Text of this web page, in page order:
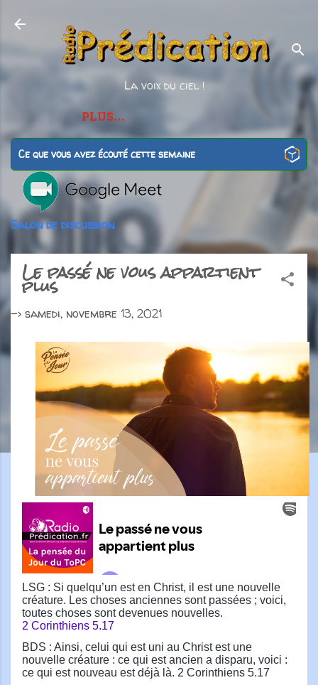
La voix du ciel !
PLUS…
Ce que vous avez écouté cette semaine
Salon de discussion
Le passé ne vous appartient
plus
-> samedi, novembre 13, 2021
LSG : Si quelqu’un est en Christ, il est une nouvelle
créature. Les choses anciennes sont passées ; voici,
toutes choses sont devenues nouvelles.
2 Corinthiens 5.17
BDS : Ainsi, celui qui est uni au Christ est une
nouvelle créature : ce qui est ancien a disparu, voici :
ce qui est nouveau est déjà là. 2 Corinthiens 5.17